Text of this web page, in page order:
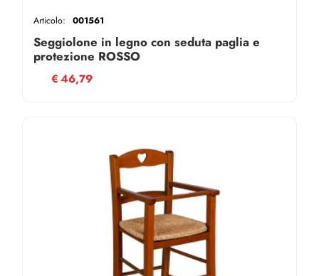
Seggiolone in legno con seduta paglia e
protezione ROSSO
Articolo: 001561
€46,79